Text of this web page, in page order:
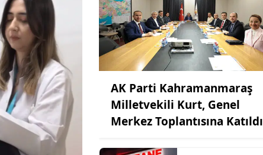
AK Parti Kahramanmaraş
Milletvekili Kurt, Genel
Merkez Toplantısına Katıldı